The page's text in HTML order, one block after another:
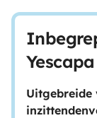
Yescapa
Uitgebreide